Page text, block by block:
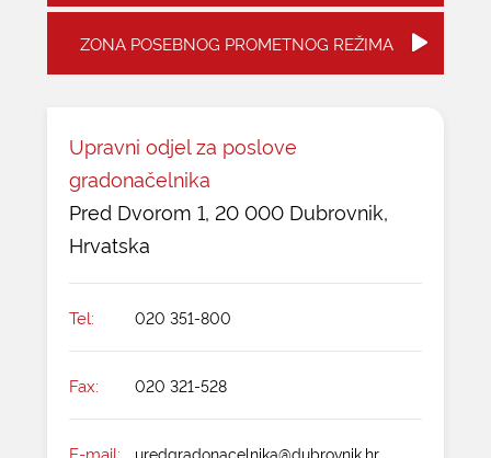
ZONA POSEBNOG PROMETNOG REŽIMA
Upravni odjel za poslove
gradonačelnika
Pred Dvorom 1, 20 000 Dubrovnik,
Hrvatska
Tel: 020 351-800
Fax: 020 321-528
E-mail: uredgradonacelnika@dubrovnik.hr